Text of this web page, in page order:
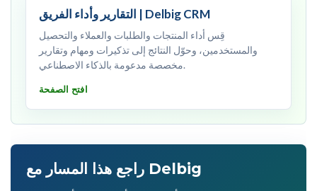
التقارير وأداء الفريق | Delbig CRM
قِس أداء المنتجات والطلبات والعملاء والتحصيل
والمستخدمين، وحوّل النتائج إلى تذكيرات ومهام وتقارير
مخصصة مدعومة بالذكاء الاصطناعي.
افتح الصفحة
راجع هذا المسار مع Delbig